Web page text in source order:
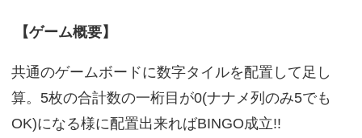
【ゲーム概要】
共通のゲームボードに数字タイルを配置して足し
算。5枚の合計数の一桁目が0(ナナメ列のみ5でも
OK)になる様に配置出来ればBINGO成立!!